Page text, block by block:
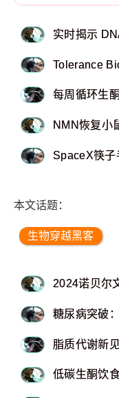
实时揭示
Tolerance
每周循环生
NMN恢复小
SpaceX筷子
本文话题：
生物穿越黑客
2024诺贝尔
糖尿病突破
脂质代谢新
低碳生酮饮